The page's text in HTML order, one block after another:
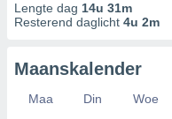
Lengte dag 14u 31m
Resterend daglicht 4u 2m
Maanskalender
Maa Din Woe